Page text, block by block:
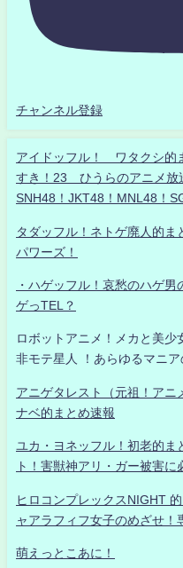
チャンネル登録
アイドッフル！ ワタクシ的
すき！23 ひうらのアニメ放
SNH48！JKT48！MNL48！
タダッフル！ネトゲ廃人的
パワーズ！
・ハゲッフル！哀愁のハゲ
ゲっTEL？
ロボットアニメ！メカと美少
非モテ星人 ！あらゆるマニ
アニゲタレスト（元祖！ア
ナベ的まとめ速報
ユカ・ヨネッフル！初老的ま
ト！害獣神アリ・ガー被害
ヒロコンプレックスNIGHT
ャアラフィフ女子のめざせ！
萌えっとこあに！